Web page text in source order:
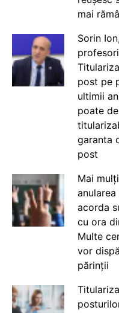
mai
Sorin
post pe
ultimii
poate
garanta
post
Mai
acorda
cu ora
Multe
vor
părinții